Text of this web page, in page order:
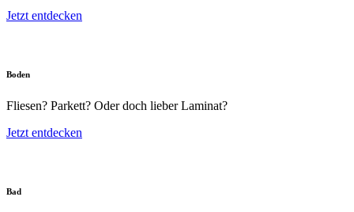
Jetzt entdecken
Boden
Fliesen? Parkett? Oder doch lieber Laminat?
Jetzt entdecken
Bad